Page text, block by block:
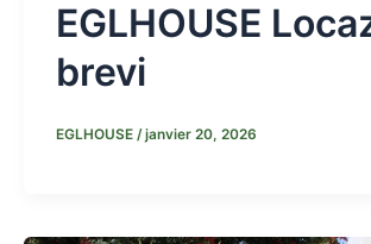
EGLHOUSE
brevi
EGLHOUSE /janvier 20, 2026